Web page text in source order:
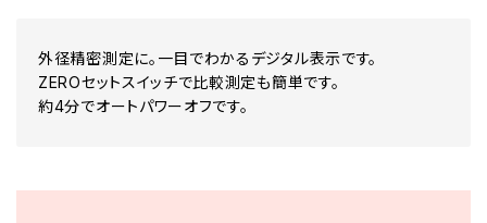
外径精密測定に。一目でわかるデジタル表示です。
ZEROセットスイッチで比較測定も簡単です。
約4分でオートパワーオフです。